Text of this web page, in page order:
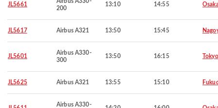
JL5661
200
13:10 14:55
JL5617 Airbus A321 13:50 15:45
JL5601
Airbus A330-
300
13:50 16:15 Tokyo
JL5625 Airbus A321 13:55 15:10
Airbus A330-